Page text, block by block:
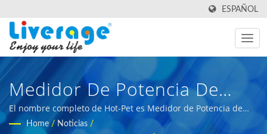
ESPAÑOL
Medidor De Potencia De
Transceptor Óptico De Alta
El nombre completo de Hot-Pet es Medidor de Potencia de
Transceptor Óptico de Alta Velocidad. | herramientas
Home / Noticias /